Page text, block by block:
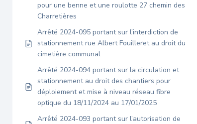
pour une benne et une roulotte 27 chemin des
Charretières
Arrêté 2024-095 portant sur l’interdiction de
stationnement rue Albert Fouilleret au droit du
cimetière communal
Arrêté 2024-094 portant sur la circulation et
stationnement au droit des chantiers pour
déploiement et mise à niveau réseau fibre
optique du 18/11/2024 au 17/01/2025
Arrêté 2024-093 portant sur l’autorisation de